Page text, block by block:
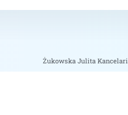
Żukowska Julita